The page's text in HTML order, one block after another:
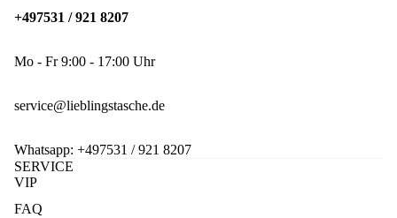
+497531 / 921 8207
Mo - Fr 9:00 - 17:00 Uhr
service@lieblingstasche.de
Whatsapp: +497531 / 921 8207
SERVICE
VIP
FAQ